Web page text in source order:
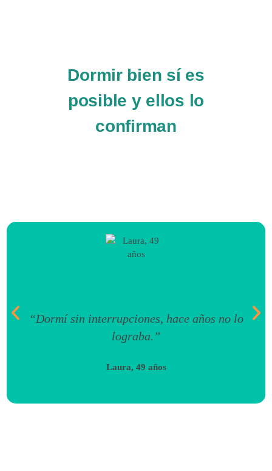
Dormir bien sí es
posible y ellos lo
confirman
“Dormí sin interrupciones, hace años no lo
lograba.”
Laura, 49 años